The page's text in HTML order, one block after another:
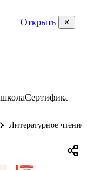
Открыть
Сертификаты
Литературное чтение